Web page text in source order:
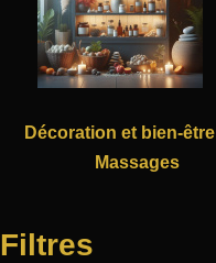
Décoration et bien-être
Massages
Filtres